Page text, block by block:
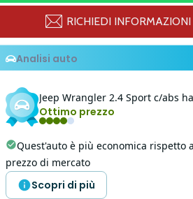
RICHIEDI INFORMAZIONI
Analisi auto
Jeep Wrangler 2.4 Sport c/abs
Ottimo prezzo
Quest'auto è più economica rispetto
prezzo di mercato
Scopri di più